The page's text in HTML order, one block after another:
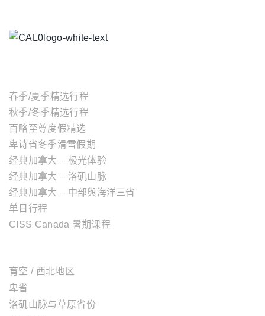
春季/夏季精选行程
秋季/冬季精选行程
百略至尊度假精选
卑诗省冬季滑雪假期
经典加拿大 – 极光体验
经典加拿大 – 洛矶山脉
经典加拿大 – 中部與海洋三省
单日行程
CISS Canada 暑期课程
育空 / 西北地区
卑省
洛矶山脉与草原省份